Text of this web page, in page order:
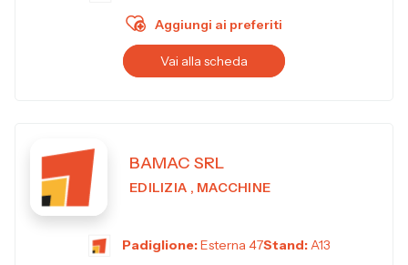
Aggiungi ai preferiti
Vai alla scheda
BAMAC SRL
EDILIZIA , MACCHINE
Padiglione:Esterna 47Stand:A13